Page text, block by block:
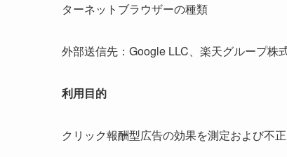
ターネットブラウザーの種類
外部送信先：Google LLC、楽天グループ株
利用目的
クリック報酬型広告の効果を測定および不